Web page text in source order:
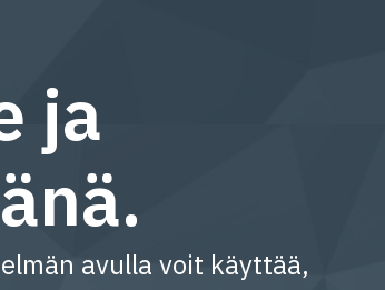
ja
avulla voit käyttää,